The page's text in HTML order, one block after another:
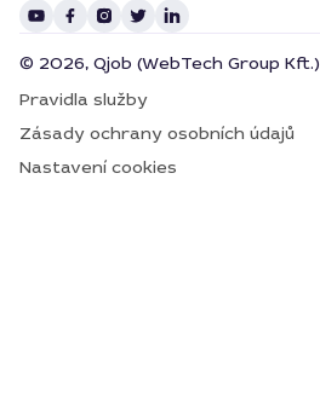
© 2026, Qjob (WebTech Group Kft.)
Pravidla služby
Zásady ochrany osobních údajů
Nastavení cookies